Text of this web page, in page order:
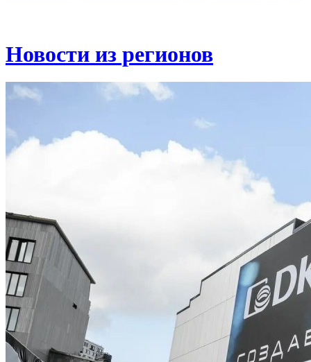
Новости из регионов